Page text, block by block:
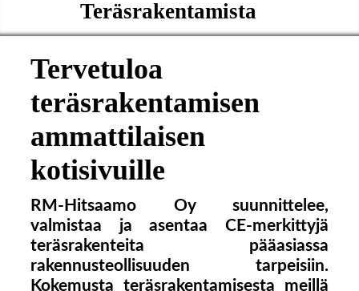
Teräsrakentamista
Tervetuloa
teräsrakentamisen
ammattilaisen
kotisivuille
RM-Hitsaamo Oy suunnittelee,
valmistaa ja asentaa CE-merkittyjä
teräsrakenteita pääasiassa
rakennusteollisuuden tarpeisiin.
Kokemusta teräsrakentamisesta meillä